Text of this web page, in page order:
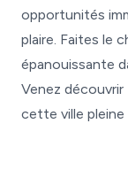
opportunités
plaire. Faites le
épanouissante
Venez découvrir
cette ville